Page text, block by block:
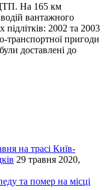
На 165 км
вантажного
підлітків: 2002 та 2003
транспортної пригоди
доставлені до
на трасі Київ-
29 травня 2020,
та помер на місці